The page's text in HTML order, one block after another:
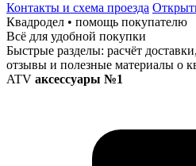
Контакты и схема проезда
Квадродел • помощь покупателю
Всё для удобной покупки
Быстрые разделы: расчёт
отзывы и полезные материалы о
ATV аксессуары №1